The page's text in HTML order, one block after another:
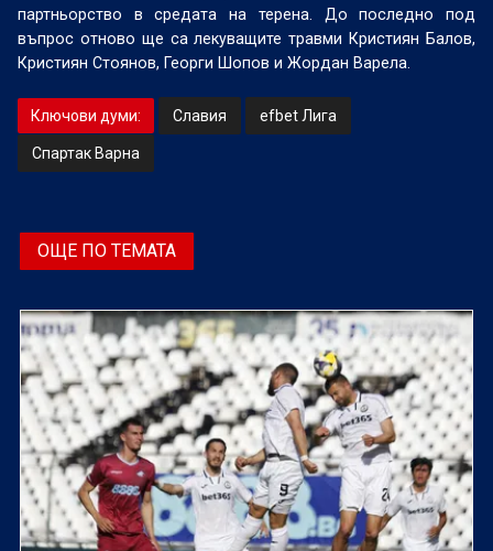
партньорство в средата на терена. До последно под
въпрос отново ще са лекуващите травми Кристиян Балов,
Кристиян Стоянов, Георги Шопов и Жордан Варела.
Ключови думи: Славия efbet Лига
Спартак Варна
ОЩЕ ПО ТЕМАТА